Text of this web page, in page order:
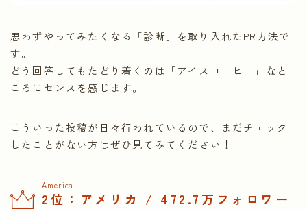
思わずやってみたくなる「診断」を取り入れたPR方法で
す。
どう回答してもたどり着くのは「アイスコーヒー」なと
ころにセンスを感じます。
こういった投稿が日々行われているので、まだチェック
したことがない方はぜひ見てみてください！
America
2位：アメリカ / 472.7万フォロワー